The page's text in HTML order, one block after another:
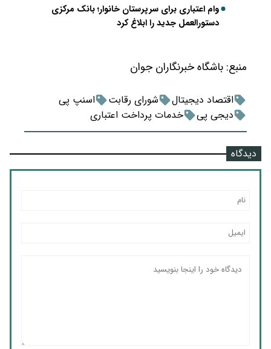
وام اعتباری برای سرپرستان خانوار؛ بانک مرکزی
دستورالعمل جدید را ابلاغ کرد
منبع: باشگاه خبرنگاران جوان
اقتصاد دیجیتال شورای رقابت
اسنپ پی
دیجی پی
خدمات پرداخت اعتباری
دیدگاه